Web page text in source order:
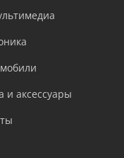
и аксессуары